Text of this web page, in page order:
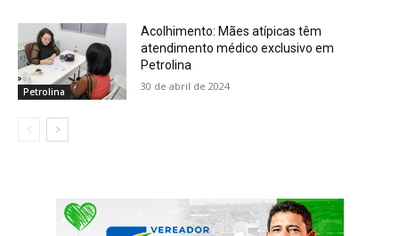
Petrolina
Acolhimento: Mães atípicas têm
atendimento médico exclusivo em
Petrolina
30 de abril de 2024